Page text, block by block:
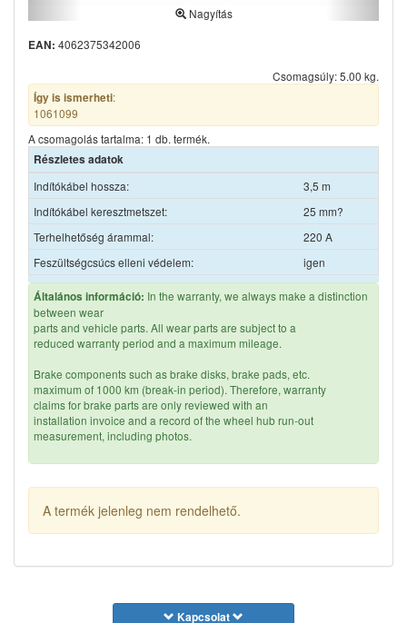
Nagyítás
EAN: 4062375342006
Csomagsúly: 5.00 kg.
Így is ismerheti:
1061099
A csomagolás tartalma: 1 db. termék.
Részletes adatok
Indítókábel hossza:
3,5 m
Indítókábel keresztmetszet:
25 mm?
Terhelhetőség árammal:
220 A
Feszültségcsúcs elleni védelem:
igen
Általános információ: In the warranty, we always make a distinction
between wear
parts and vehicle parts. All wear parts are subject to a
reduced warranty period and a maximum mileage.
Brake components such as brake disks, brake pads, etc.
maximum of 1000 km (break-in period). Therefore, warranty
claims for brake parts are only reviewed with an
installation invoice and a record of the wheel hub run-out
measurement, including photos.
For brake disks and brake pads, the break-in requirements
When replacing brakes, the chassis components must always be
tuning work such as wheel accessories and tracking plates,
A termék jelenleg nem rendelhető.
Kapcsolat